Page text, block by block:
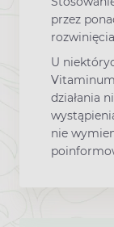
przez
U
działania
nie